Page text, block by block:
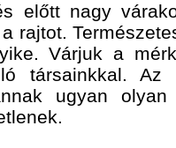
előtt nagy
rajtot.
Várjuk a
társainkkal.
ugyan